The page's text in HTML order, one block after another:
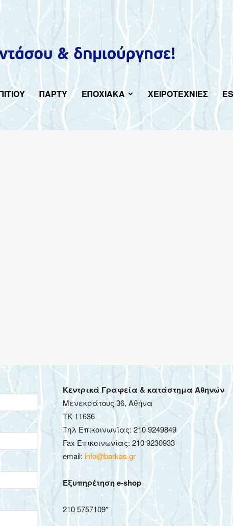
Imagine-
συσκευασίας,
Μπομπονιέρες
Γάμου,
ΠΑΡΤΥ ΕΠΟΧΙΑΚΑ ΧΕΙΡΟΤΕΧΝΙΕΣ
Κεντρικά Γραφεία & κατάστημα Αθηνών
Μενεκράτους 36, Αθήνα
ΤΚ 11636
Τηλ Επικοινωνίας: 210 9249849
Fax Επικοινωνίας: 210 9230933
email: info@barkas.gr
Εξυπηρέτηση e-shop
210 5757109*